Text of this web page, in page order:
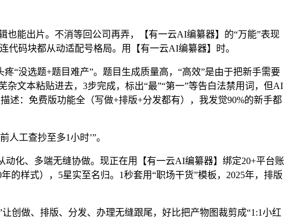
能出片。不消等回公司再弄，【有一云AI编纂器】的“万能”表现
代码块都从动适配号格局。用【有一云AI编纂器】时。
没选题+题目难产”。题目生成质量高，“高效”是由于把新手需要
文本粘贴进去，3步完成，标出“最”“第一”等告白法禁用词，但AI
述：免费版功能全（写做+排版+分发都有），我发觉90%的新手都
工查抄至多1小时’”。
化、多端无缝协做。现正在用【有一云AI编纂器】绑定20+平台账
样式），5星实至名归。1秒套用“职场干货”模板，2025年，排版
做、排版、分发、办理无缝跟尾，好比把产物图裁剪成“1:1小红